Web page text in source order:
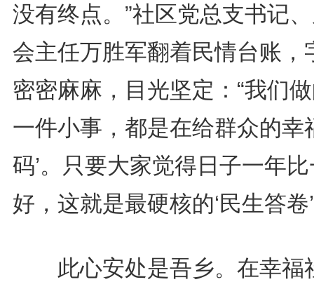
没有终点。”社区党总支书记
会主任万胜军翻着民情台账，
密密麻麻，目光坚定：“我们
一件小事，都是在给群众的幸
码’。只要大家觉得日子一年
好，这就是最硬核的‘民生答卷
此心安处是吾乡。在幸福